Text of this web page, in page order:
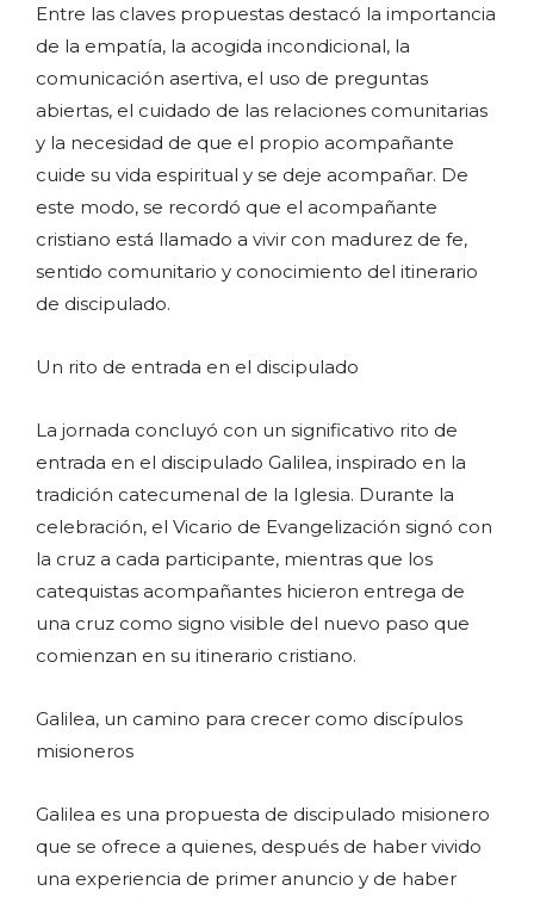
Entre las claves propuestas destacó la importancia
de la empatía, la acogida incondicional, la
comunicación asertiva, el uso de preguntas
abiertas, el cuidado de las relaciones comunitarias
y la necesidad de que el propio acompañante
cuide su vida espiritual y se deje acompañar. De
este modo, se recordó que el acompañante
cristiano está llamado a vivir con madurez de fe,
sentido comunitario y conocimiento del itinerario
de discipulado.
Un rito de entrada en el discipulado
La jornada concluyó con un significativo rito de
entrada en el discipulado Galilea, inspirado en la
tradición catecumenal de la Iglesia. Durante la
celebración, el Vicario de Evangelización signó con
la cruz a cada participante, mientras que los
catequistas acompañantes hicieron entrega de
una cruz como signo visible del nuevo paso que
comienzan en su itinerario cristiano.
Galilea, un camino para crecer como discípulos
misioneros
Galilea es una propuesta de discipulado misionero
que se ofrece a quienes, después de haber vivido
una experiencia de primer anuncio y de haber